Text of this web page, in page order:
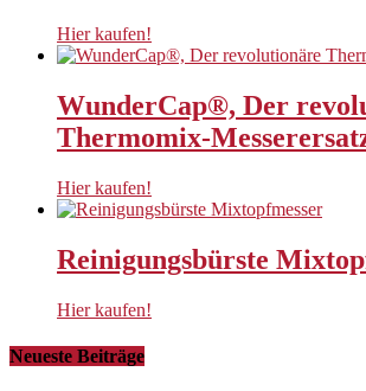
Hier kaufen!
WunderCap®, Der
Thermomix-
Hier kaufen!
Reinigungsbürste
Hier kaufen!
Neueste Beiträge